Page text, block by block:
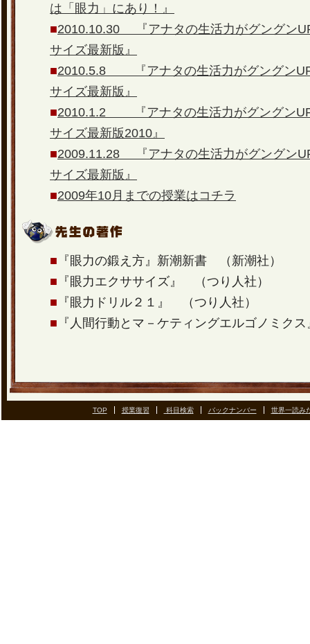
は「眼力」にあり！』
■2010.10.30 『アナタの生活力がグングン
サイズ最新版』
■2010.5.8 『アナタの生活力がグングン
サイズ最新版』
■2010.1.2 『アナタの生活力がグングン
サイズ最新版2010』
■2009.11.28 『アナタの生活力がグングン
サイズ最新版』
■2009年10月までの授業はコチラ
■ 『眼力の鍛え方』新潮新書 （新潮社）
■ 『眼力エクササイズ』 （つり人社）
■ 『眼力ドリル２１』 （つり人社）
■ 『人間行動とマ－ケティングエルゴノミク
TOP 授業復習 科目検索 バックナンバー 世界一読み